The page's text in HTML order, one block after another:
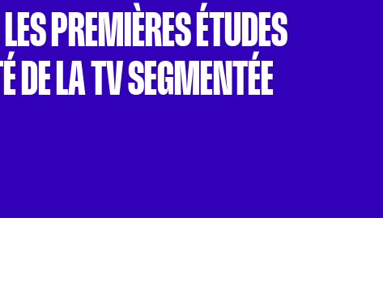
PREMIÈRES ÉTUDES
DE LA TV SEGMENTÉE